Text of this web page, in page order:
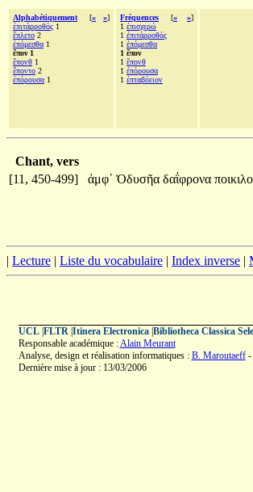
Alphabétiquement [« »]
ἐπιτάρροθός 1
ἔπλετο 2
ἑπόμεσθα 1
ἕπον 1
ἕπονθ 1
ἕποντο 2
ἐπόρουσα 1
Fréquences [« »]
1 ἐπισχερώ
1 ἐπιτάρροθός
1 ἑπόμεσθα
1 ἕπον
1 ἕπονθ
1 ἐπόρουσα
1 ἑπταβόειον
Chant, vers
[11, 450-499]
ἀμφ᾽ Ὀδυσῆα δαΐφρονα
| Lecture | Liste du vocabulaire | Index inverse |
UCL| FLTR| Itinera Electronica| Bibliotheca Classica
Responsable académique :Alain Meurant
Analyse, design et réalisation informatiques : B. Maroutaeff-
Dernière mise à jour : 13/03/2006